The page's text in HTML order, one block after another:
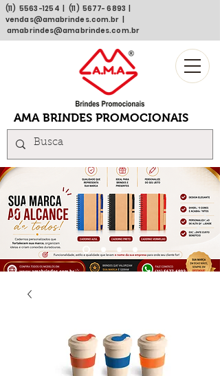
(11) 5563 -1254 | (11) 5677- 6893
vendas@amabrindes.com.br
amabrindes@amabrindes.com.br
AMA BRINDES PROMOCIONAIS